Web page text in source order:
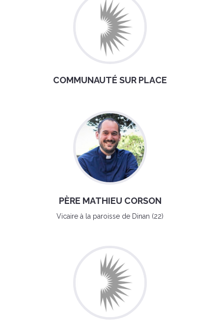
COMMUNAUTÉ SUR PLACE
PÈRE MATHIEU CORSON
Vicaire à la paroisse de Dinan (22)